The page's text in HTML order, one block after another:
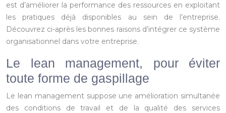
est d’améliorer la performance des ressources en exploitant
les pratiques déjà disponibles au sein de l’entreprise.
Découvrez ci-après les bonnes raisons d’intégrer ce système
organisationnel dans votre entreprise.
Le lean management, pour éviter
toute forme de gaspillage
Le lean management suppose une amélioration simultanée
des conditions de travail et de la qualité des services